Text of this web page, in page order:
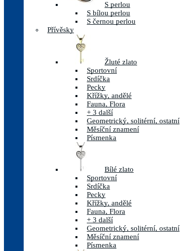
S perlou
S bílou perlou
S černou perlou
Přívěsky
Žluté zlato
Sportovní
Srdíčka
Pecky
Křížky, andělé
Fauna, Flora
+ 3 další
Geometrický, solitérní, ostatní
Měsíční znamení
Písmenka
Bílé zlato
Sportovní
Srdíčka
Pecky
Křížky, andělé
Fauna, Flora
+ 3 další
Geometrický, solitérní, ostatní
Měsíční znamení
Písmenka